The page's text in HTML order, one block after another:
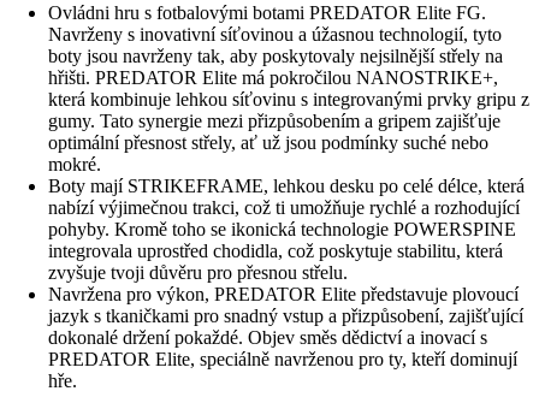
Ovládni hru s fotbalovými botami PREDATOR Elite FG.
Navrženy s inovativní síťovinou a úžasnou technologií, tyto
boty jsou navrženy tak, aby poskytovaly nejsilnější střely na
hřišti. PREDATOR Elite má pokročilou NANOSTRIKE+,
která kombinuje lehkou síťovinu s integrovanými prvky gripu z
gumy. Tato synergie mezi přizpůsobením a gripem zajišťuje
optimální přesnost střely, ať už jsou podmínky suché nebo
mokré.
Boty mají STRIKEFRAME, lehkou desku po celé délce, která
nabízí výjimečnou trakci, což ti umožňuje rychlé a rozhodující
pohyby. Kromě toho se ikonická technologie POWERSPINE
integrovala uprostřed chodidla, což poskytuje stabilitu, která
zvyšuje tvoji důvěru pro přesnou střelu.
Navržena pro výkon, PREDATOR Elite představuje plovoucí
jazyk s tkaničkami pro snadný vstup a přizpůsobení, zajišťující
dokonalé držení pokaždé. Objev směs dědictví a inovací s
PREDATOR Elite, speciálně navrženou pro ty, kteří dominují
hře.